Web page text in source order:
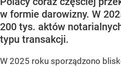
w formie darowizny. W
200 tys. aktów
typu transakcji.
W 2025 roku sporządzono